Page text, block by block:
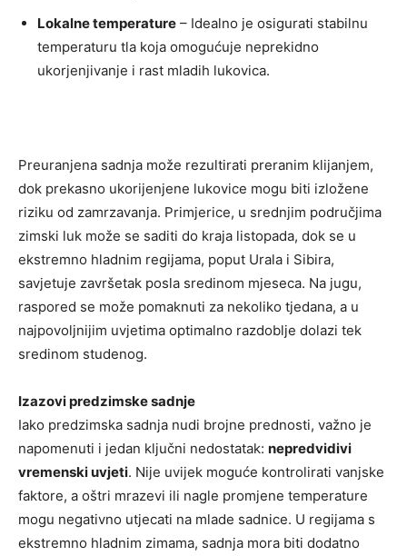
Lokalne temperature – Idealno je osigurati stabilnu
temperaturu tla koja omogućuje neprekidno
ukorjenjivanje i rast mladih lukovica.
Preuranjena sadnja može rezultirati preranim klijanjem,
dok prekasno ukorijenjene lukovice mogu biti izložene
riziku od zamrzavanja. Primjerice, u srednjim područjima
zimski luk može se saditi do kraja listopada, dok se u
ekstremno hladnim regijama, poput Urala i Sibira,
savjetuje završetak posla sredinom mjeseca. Na jugu,
raspored se može pomaknuti za nekoliko tjedana, a u
najpovoljnijim uvjetima optimalno razdoblje dolazi tek
sredinom studenog.
Izazovi predzimske sadnje
Iako predzimska sadnja nudi brojne prednosti, važno je
napomenuti i jedan ključni nedostatak: nepredvidivi
vremenski uvjeti. Nije uvijek moguće kontrolirati vanjske
faktore, a oštri mrazevi ili nagle promjene temperature
mogu negativno utjecati na mlade sadnice. U regijama s
ekstremno hladnim zimama, sadnja mora biti dodatno